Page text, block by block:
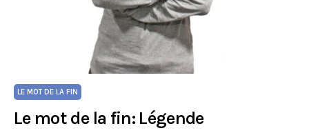
LE MOT DE LA FIN
Le mot de la fin: Légende